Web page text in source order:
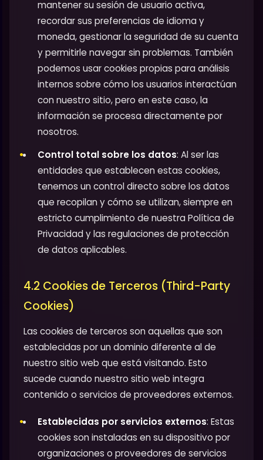
mantener su sesión de usuario activa,
recordar sus preferencias de idioma y
moneda, gestionar la seguridad de su cuenta
y permitirle navegar sin problemas. También
podemos usar cookies propias para análisis
internos sobre cómo los usuarios interactúan
con nuestro sitio, pero en este caso, la
información se procesa directamente por
nosotros.
Control total sobre los datos: Al ser las
entidades que establecen estas cookies,
tenemos un control directo sobre los datos
que recopilan y cómo se utilizan, siempre en
estricto cumplimiento de nuestra Política de
Privacidad y las regulaciones de protección
de datos aplicables.
4.2 Cookies de Terceros (Third-Party
Cookies)
Las cookies de terceros son aquellas que son
establecidas por un dominio diferente al de
nuestro sitio web que está visitando. Esto
sucede cuando nuestro sitio web integra
contenido o servicios de proveedores externos.
Establecidas por servicios externos: Estas
cookies son instaladas en su dispositivo por
organizaciones o proveedores de servicios